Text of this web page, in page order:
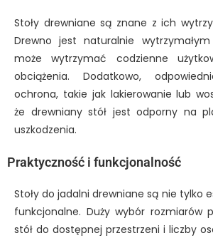
Stoły drewniane są znane z ich
Drewno jest naturalnie
może wytrzymać codzienne
obciążenia. Dodatkowo,
ochrona, takie jak lakierowanie lub
że drewniany stół jest odporny na
uszkodzenia.
Praktyczność i funkcjonalność
Stoły do jadalni drewniane są nie tylko
funkcjonalne. Duży wybór rozmiarów
stół do dostępnej przestrzeni i liczby